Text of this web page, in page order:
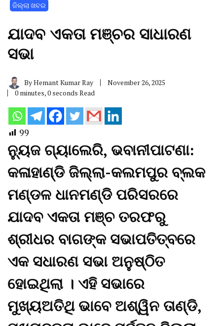
ଜିଲ୍ଲା ଖବର
ଯାଦବ ଏକତା ମଞ୍ଚର ସାଧାରଣ
ସଭା
ByHemant Kumar Ray
November 26, 2025
0 minutes, 0 seconds Read
99
ନ୍ୟୁଜ ଗ୍ୟାଲେରି, ଭବାନୀପାଟଣା:
କଳାହାଣ୍ଡି ଜିଲ୍ଲା-କଲମପୁର ବ୍ଲକ
ମଣ୍ଡଳ ଧାନମଣ୍ଡି ପରିସରରେ
ଯାଦବ ଏକତା ମଞ୍ଚ ତରଫରୁ
ଶ୍ରୀଧର ବାଗଙ୍କ ସଭାପତିତ୍ବରେ
ଏକ ସଧାରଣ ସଭା ଅନୁଷ୍ଠିତ
ହୋଇଥିଲା । ଏହି ସଭାରେ
ମୁଖ୍ୟଅତିଥି ଭାବେ ଅଶ୍ୱିନ ତାଣ୍ଡି,